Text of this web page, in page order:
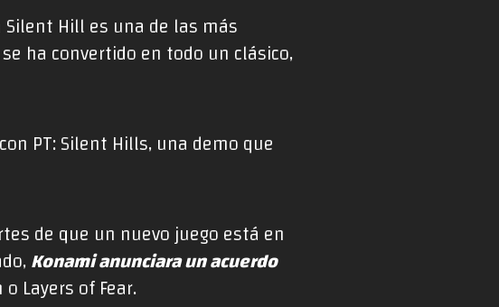
Hill es una de las más
ha convertido en todo un clásico,
PT: Silent Hills, una demo que
de que un nuevo juego está en
Konami anunciara un acuerdo
Layers of Fear.